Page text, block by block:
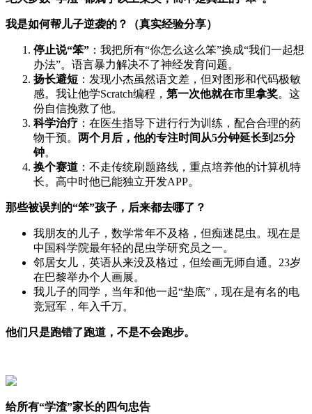
我是如何帮儿子逆袭的？（真实经验分享）
停止说“笨” ：我把所有“你怎么这么笨”换成“我们一起想
办法”。语言暴力解决不了神经发育问题。
扬长避短 ：发现小杰虽然语文差，但对图形和代码极敏
感。我让他学Scratch编程， 第一次他就在市里拿奖。这
份自信挽救了他。
科学治疗 ：在医生指导下进行行为训练，配合合理的药
物干预。 两个月后，他的专注时间从5分钟延长到25分
钟。
换个赛道 ：不走传统刷题路线，重点培养他的计算机特
长。高中时他已能独立开发APP。
那些被误判的“笨”孩子，后来都去哪了？
我朋友的儿子，数学常年不及格，但痴迷昆虫。现在是
中国科学院最年轻的昆虫学研究员之一。
邻居女儿，英语从来没及格过，但绘画无师自通。23岁
在巴黎举办个人画展。
我儿子的同学，当年和他一起“垫底”，现在是有名的电
竞冠军，年入千万。
他们只是跑错了跑道，不是不会跑步。
给所有“学渣”家长的四句忠告